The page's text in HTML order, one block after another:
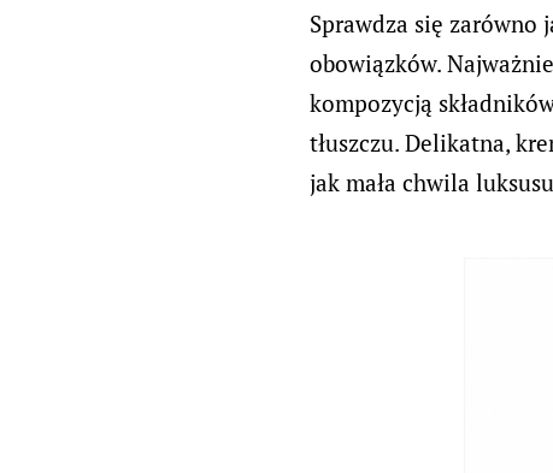
Sprawdza się zarówno
obowiązków.
kompozycją
tłuszczu. Delikatna,
jak mała chwila